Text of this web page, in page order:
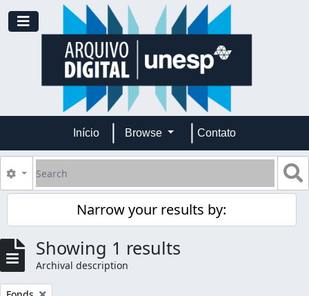
Skip to main content
Toggle navigation
Início Browse Contato
Search
Search options
Narrow your results by:
Showing 1 results
Archival description